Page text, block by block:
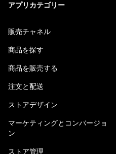
アプリカテゴリー
販売チャネル
商品を探す
商品を販売する
注文と配送
ストアデザイン
マーケティングとコンバージョ
ン
ストア管理